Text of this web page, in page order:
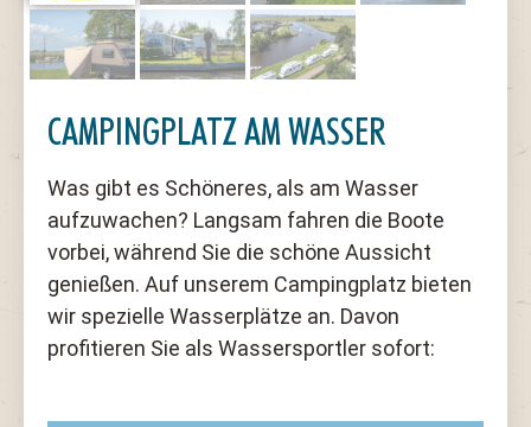
CAMPINGPLATZ AM WASSER
Was gibt es Schöneres, als am Wasser
aufzuwachen? Langsam fahren die Boote
vorbei, während Sie die schöne Aussicht
genießen. Auf unserem Campingplatz bieten
wir spezielle Wasserplätze an. Davon
profitieren Sie als Wassersportler sofort: